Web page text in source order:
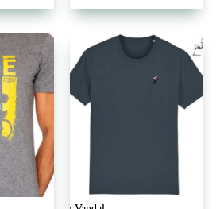
meerdere
optie
kan
worden